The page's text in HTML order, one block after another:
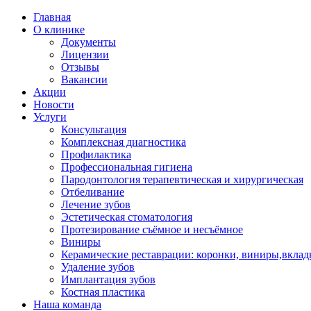
Главная
О клинике
Документы
Лицензии
Отзывы
Вакансии
Акции
Новости
Услуги
Консультация
Комплексная диагностика
Профилактика
Профессиональная гигиена
Пародонтология терапевтическая и хирургическая
Отбеливание
Лечение зубов
Эстетическая стоматология
Протезирование съёмное и несъёмное
Виниры
Керамические реставрации: коронки,
Удаление зубов
Имплантация зубов
Костная пластика
Наша команда